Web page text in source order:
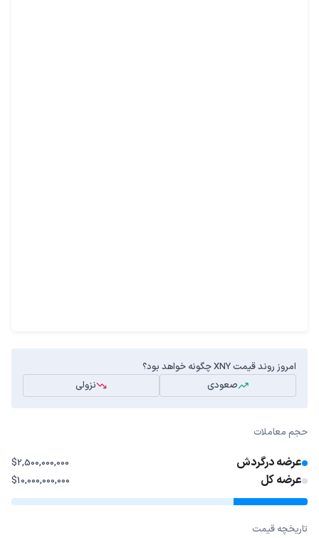
امروز روند قیمت XNY چگونه خواهد بود؟
صعودی
نزولی
حجم معاملات
عرضه درگردش $2,500,000,000
عرضه کل $10,000,000,000
تاریخچه قیمت